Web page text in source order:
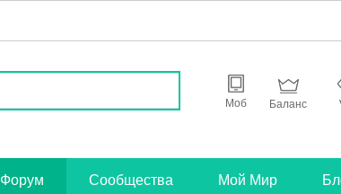
Моб Баланс
Форум Сообщества Мой Мир